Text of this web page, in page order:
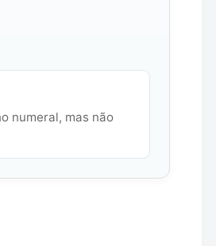
numeral, mas não